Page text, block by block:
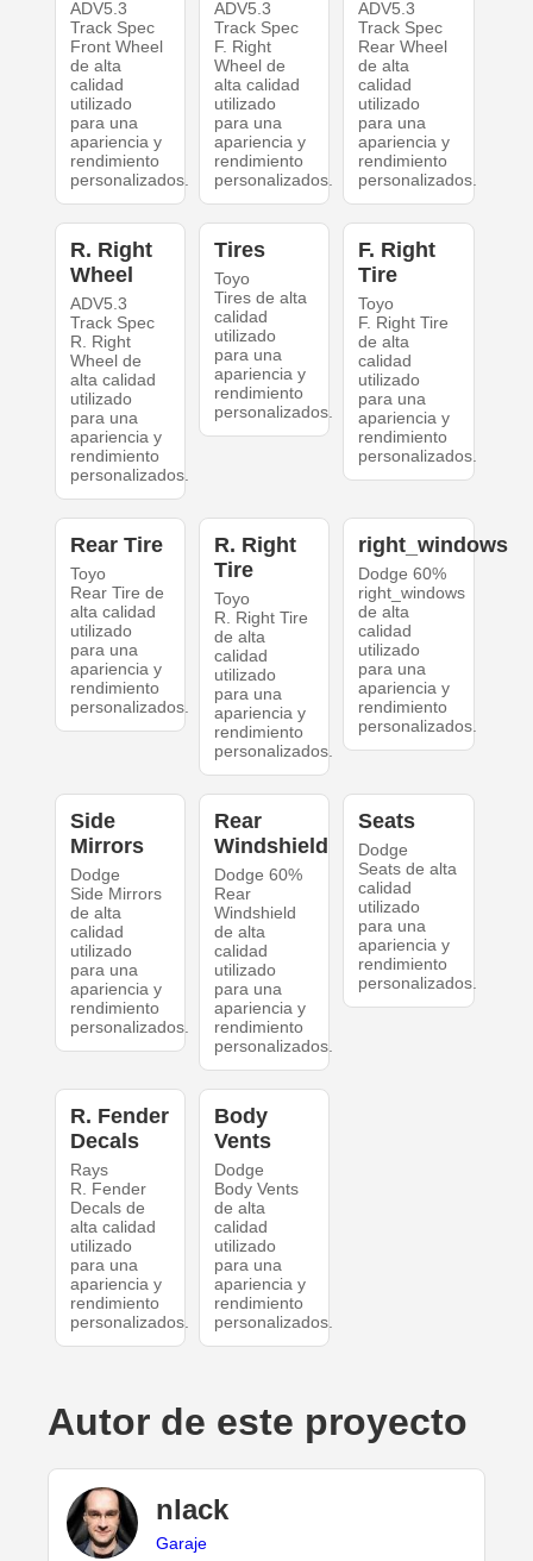
ADV5.3
Track Spec
Front Wheel
de alta
calidad
utilizado
para una
apariencia y
rendimiento
personalizados.
ADV5.3
Track Spec
F. Right
Wheel de
alta calidad
utilizado
para una
apariencia y
rendimiento
personalizados.
ADV5.3
Track Spec
Rear Wheel
de alta
calidad
utilizado
para una
apariencia y
rendimiento
personalizados.
R. Right
Wheel
ADV5.3
Track Spec
R. Right
Wheel de
alta calidad
utilizado
para una
apariencia y
rendimiento
personalizados.
Tires
Toyo
Tires de alta
calidad
utilizado
para una
apariencia y
rendimiento
personalizados.
F. Right
Tire
Toyo
F. Right Tire
de alta
calidad
utilizado
para una
apariencia y
rendimiento
personalizados.
Rear Tire
Toyo
Rear Tire de
alta calidad
utilizado
para una
apariencia y
rendimiento
personalizados.
R. Right
Tire
Toyo
R. Right Tire
de alta
calidad
utilizado
para una
apariencia y
rendimiento
personalizados.
right_windows
Dodge 60%
right_windows
de alta
calidad
utilizado
para una
apariencia y
rendimiento
personalizados.
Side
Mirrors
Dodge
Side Mirrors
de alta
calidad
utilizado
para una
apariencia y
rendimiento
personalizados.
Rear
Windshield
Dodge 60%
Rear
Windshield
de alta
calidad
utilizado
para una
apariencia y
rendimiento
personalizados.
Seats
Dodge
Seats de alta
calidad
utilizado
para una
apariencia y
rendimiento
personalizados.
R. Fender
Decals
Rays
R. Fender
Decals de
alta calidad
utilizado
para una
apariencia y
rendimiento
personalizados.
Body
Vents
Dodge
Body Vents
de alta
calidad
utilizado
para una
apariencia y
rendimiento
personalizados.
Autor de este proyecto
nlack
Garaje